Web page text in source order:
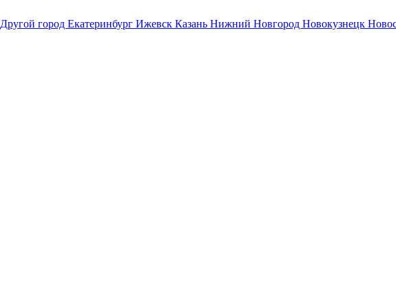
Другой город Екатеринбург Ижевск Казань Нижний Новгород Новокузнецк